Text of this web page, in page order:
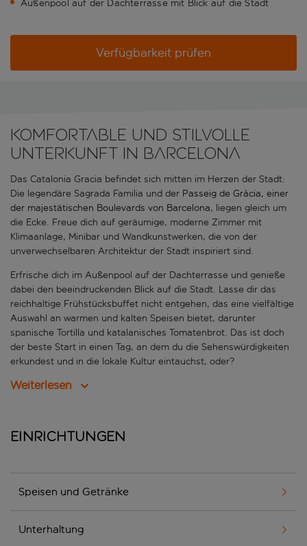
Außenpool auf der Dachterrasse mit Blick auf die Stadt
Verfügbarkeit prüfen
Komfortable und stilvolle
Unterkunft in Barcelona
Das Catalonia Gracia befindet sich mitten im Herzen der Stadt:
Die legendäre Sagrada Familia und der Passeig de Gràcia, einer
der majestätischen Boulevards von Barcelona, liegen gleich um
die Ecke. Freue dich auf geräumige, moderne Zimmer mit
Klimaanlage, Minibar und Wandkunstwerken, die von der
unverwechselbaren Architektur der Stadt inspiriert sind.
Erfrische dich im Außenpool auf der Dachterrasse und genieße
dabei den beeindruckenden Blick auf die Stadt. Lasse dir das
reichhaltige Frühstücksbuffet nicht entgehen, das eine vielfältige
Auswahl an warmen und kalten Speisen bietet, darunter
spanische Tortilla und katalanisches Tomatenbrot. Das ist doch
der beste Start in einen Tag, an dem du die Sehenswürdigkeiten
erkundest und in die lokale Kultur eintauchst, oder?
Weiterlesen
Einrichtungen
Speisen und Getränke
Unterhaltung